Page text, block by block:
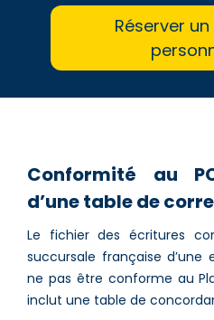
Réserver
Conformité au
d’une table de
Le fichier des écritures
succursale française d’une
ne pas être conforme au
inclut une table de